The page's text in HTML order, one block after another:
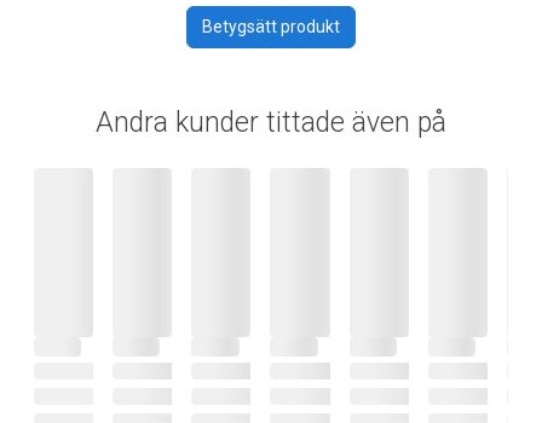
Betygsätt produkt
Andra kunder tittade även på